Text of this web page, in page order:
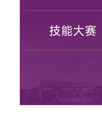
技能大赛